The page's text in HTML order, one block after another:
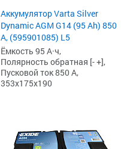
Аккумулятор Varta Silver
Dynamic AGM G14 (95 Ah) 850
А, (595901085) L5
Ёмкость 95 А·ч,
Полярность обратная [- +],
Пусковой ток 850 А,
353x175x190